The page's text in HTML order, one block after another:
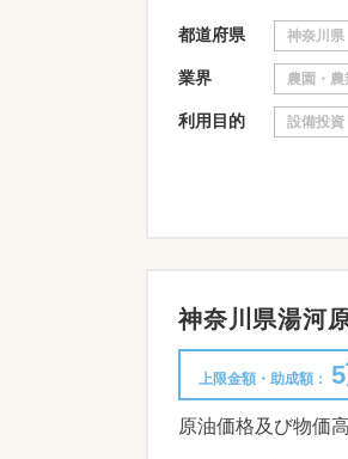
都道府県 神奈川県
業界 農園・農
利用目的 設備投資
神奈川県湯河
上限金額・助成額：